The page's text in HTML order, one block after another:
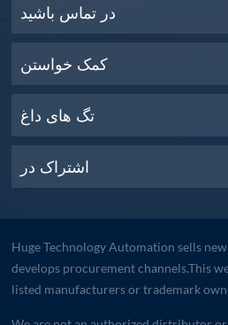
در تماس باشید
کمک خواستن
تگ های داغ
اشتراک در
Huge Technology Automation sells
develops procurement channels.This
listed manufacturers or trademark